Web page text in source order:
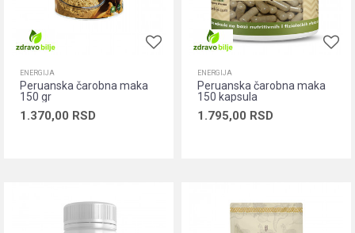
ENERGIJA
Peruanska čarobna maka
150 gr
1.370,00 RSD
ENERGIJA
Peruanska čarobna maka
150 kapsula
1.795,00 RSD